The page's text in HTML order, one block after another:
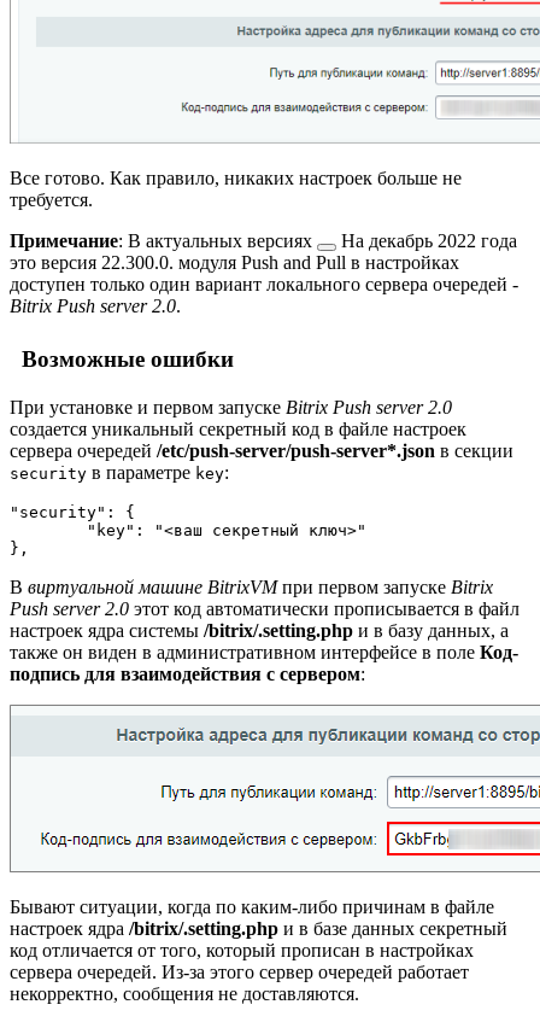
Все готово. Как правило, никаких настроек больше не
требуется.
Примечание: В актуальных версиях
На декабрь 2022 года
это версия 22.300.0. модуля Push and Pull в настройках
доступен только один вариант локального сервера очередей -
Bitrix Push server 2.0.
Возможные ошибки
При установке и первом запуске Bitrix Push server 2.0
создается уникальный секретный код в файле настроек
сервера очередей /etc/push-server/push-server*.json в секции
security в параметре key:
"security": {
В виртуальной машине BitrixVMпри первом запуске Bitrix
Push server 2.0 этот код автоматически прописывается в файл
настроек ядра системы /bitrix/.setting.php и в базу данных, а
также он виден в административном интерфейсе в поле Код-
подпись для взаимодействия с сервером:
Бывают ситуации, когда по каким-либо причинам в файле
настроек ядра /bitrix/.setting.php и в базе данных секретный
код отличается от того, который прописан в настройках
сервера очередей. Из-за этого сервер очередей работает
некорректно, сообщения не доставляются.